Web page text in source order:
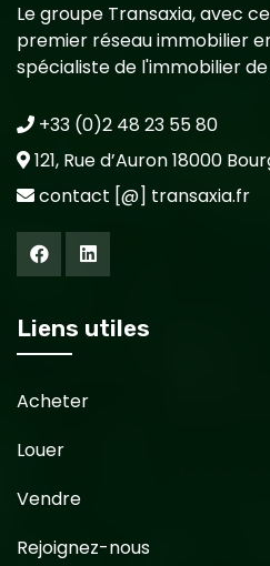
Le groupe Transaxia, avec
premier réseau immobilier
spécialiste de l'immobilier
+33 (0)2 48 23 55 80
121, Rue d’Auron 18000
contact [@] transaxia.fr
Liens utiles
Acheter
Louer
Vendre
Rejoignez-nous